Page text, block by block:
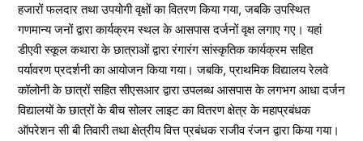
हजारों फलदार तथा उपयोगी वृक्षों का वितरण किया गया, जबकि उपस्थित
गणमान्य जनों द्वारा कार्यक्रम स्थल के आसपास दर्जनों वृक्ष लगाए गए। यहां
डीएवी स्कूल कथारा के छात्राओं द्वारा रंगारंग सांस्कृतिक कार्यक्रम सहित
पर्यावरण प्रदर्शनी का आयोजन किया गया। जबकि, प्राथमिक विद्यालय रेलवे
कॉलोनी के छात्रों सहित सीएसआर द्वारा उपलब्ध आसपास के लगभग आधा दर्जन
विद्यालयों के छात्रों के बीच सोलर लाइट का वितरण क्षेत्र के महाप्रबंधक
ऑपरेशन सी बी तिवारी तथा क्षेत्रीय वित्त प्रबंधक राजीव रंजन द्वारा किया गया।